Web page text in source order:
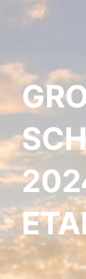
024